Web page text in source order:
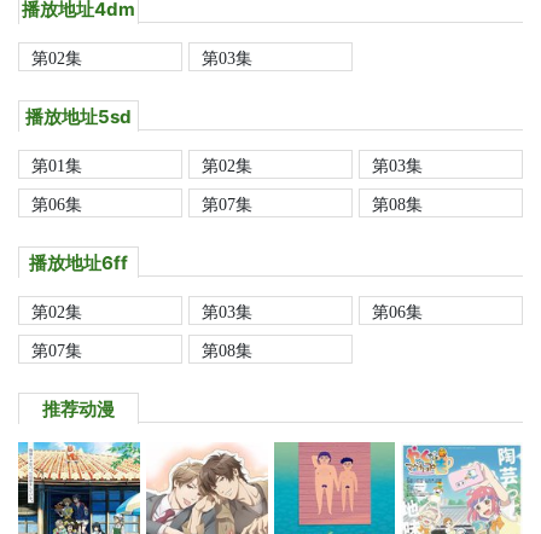
播放地址4dm
第02集 第03集
播放地址5sd
第01集 第02集
第03集
第06集
第07集 第08集
播放地址6ff
第02集 第03集
第06集
第07集
第08集
推荐动漫